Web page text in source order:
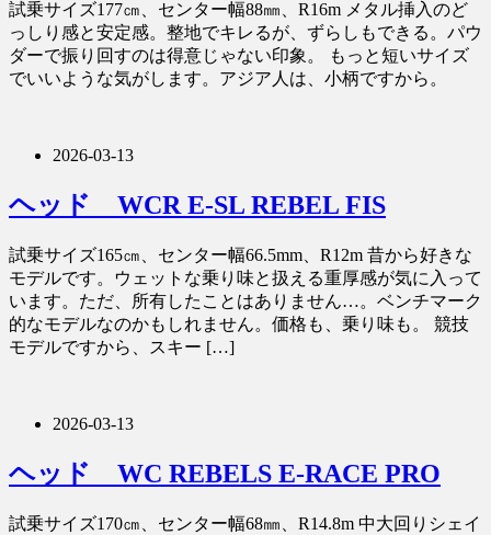
試乗サイズ177㎝、センター幅88㎜、R16m メタル挿入のど
っしり感と安定感。整地でキレるが、ずらしもできる。パウ
ダーで振り回すのは得意じゃない印象。 もっと短いサイズ
でいいような気がします。アジア人は、小柄ですから。
2026-03-13
ヘッド WCR E-SL REBEL FIS
試乗サイズ165㎝、センター幅66.5mm、R12m 昔から好きな
モデルです。ウェットな乗り味と扱える重厚感が気に入って
います。ただ、所有したことはありません…。ベンチマーク
的なモデルなのかもしれません。価格も、乗り味も。 競技
モデルですから、スキー […]
2026-03-13
ヘッド WC REBELS E-RACE PRO
試乗サイズ170㎝、センター幅68㎜、R14.8m 中大回りシェイ